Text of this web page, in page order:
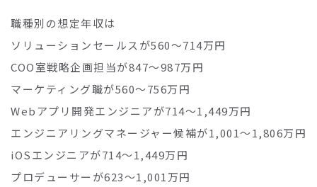
職種別の想定年収は
ソリューションセールスが560〜714万円
COO室戦略企画担当が847〜987万円
マーケティング職が560〜756万円
Webアプリ開発エンジニアが714〜1,449万円
エンジニアリングマネージャー候補が1,001〜1,806万円
iOSエンジニアが714〜1,449万円
プロデューサーが623〜1,001万円